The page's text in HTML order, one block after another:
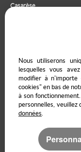
Casarèse
Mentions Légales
Notre barème
Nous utiliserons
lesquelles vous
modifier à
cookies" en bas de
à son
personnelles, veuillez
données.